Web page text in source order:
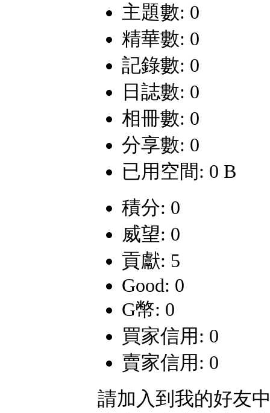
主題數: 0
精華數: 0
記錄數: 0
日誌數: 0
相冊數: 0
分享數: 0
已用空間: 0 B
積分: 0
威望: 0
貢獻: 5
Good: 0
G幣: 0
買家信用: 0
賣家信用: 0
請加入到我的好友